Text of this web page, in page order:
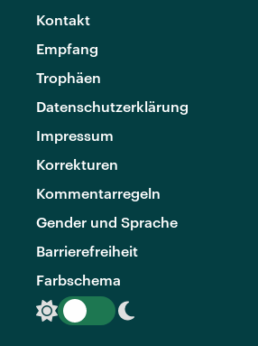
Kontakt
Empfang
Trophäen
Datenschutzerklärung
Impressum
Korrekturen
Kommentarregeln
Gender und Sprache
Barrierefreiheit
Farbschema